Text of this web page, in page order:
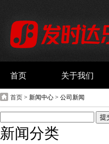
首页 关于我们
首页 > 新闻中心 > 公司新闻
新闻分类